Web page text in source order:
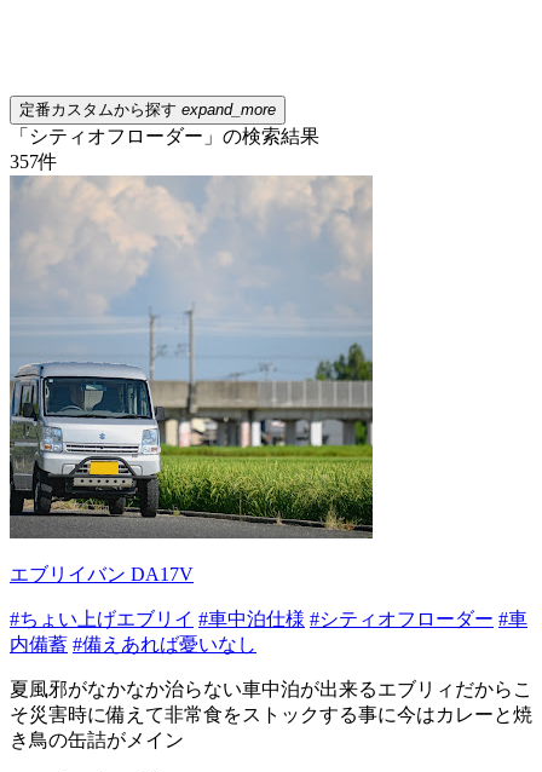
定番カスタムから探す expand_more
「シティオフローダー」の検索結果
357件
エブリイバン DA17V
#ちょい上げエブリイ #車中泊仕様 #シティオフローダー #車
内備蓄 #備えあれば憂いなし
夏風邪がなかなか治らない車中泊が出来るエブリィだからこ
そ災害時に備えて非常食をストックする事に今はカレーと焼
き鳥の缶詰がメイン